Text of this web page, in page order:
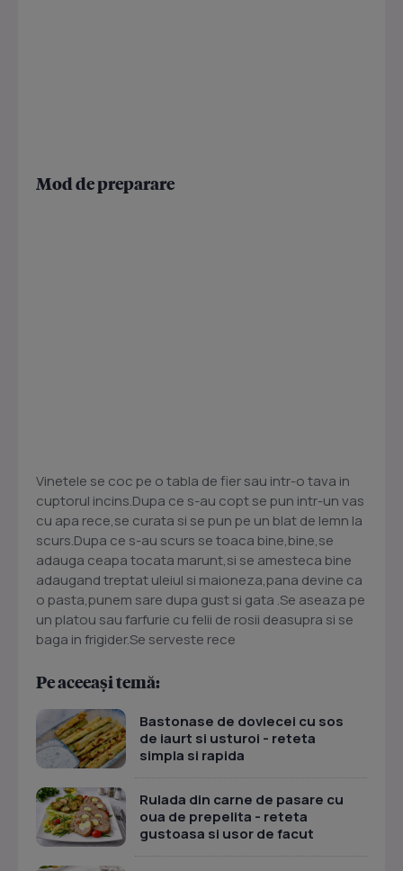
Mod de preparare
Vinetele se coc pe o tabla de fier sau intr-o tava in
cuptorul incins.Dupa ce s-au copt se pun intr-un vas
cu apa rece,se curata si se pun pe un blat de lemn la
scurs.Dupa ce s-au scurs se toaca bine,bine,se
adauga ceapa tocata marunt,si se amesteca bine
adaugand treptat uleiul si maioneza,pana devine ca
o pasta,punem sare dupa gust si gata .Se aseaza pe
un platou sau farfurie cu felii de rosii deasupra si se
baga in frigider.Se serveste rece
Pe aceeași temă:
Bastonase de dovlecei cu sos
de iaurt si usturoi - reteta
simpla si rapida
Rulada din carne de pasare cu
oua de prepelita - reteta
gustoasa si usor de facut